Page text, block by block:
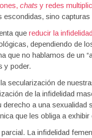
chats y redes
escondidas, sino capturas
que reducir la
dependiendo de
que no hablamos de un
y poder.
secularización de
de la infidelidad
derecho a una
que les obliga a
La infidelidad